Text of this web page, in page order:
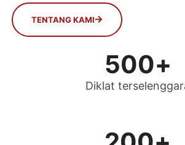
TENTANG KAMI
Diklat
500+